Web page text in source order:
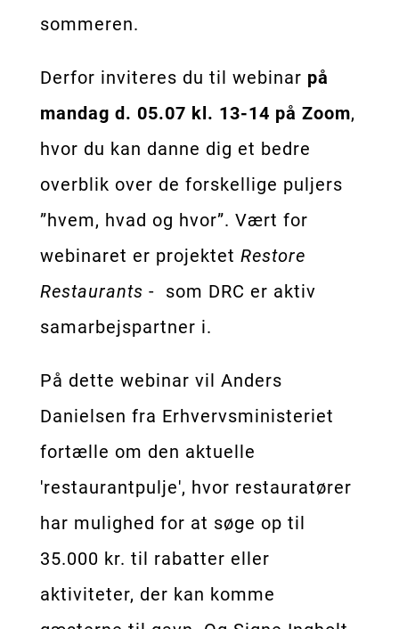
sommeren.
Derfor inviteres du til webinar på
mandag d. 05.07 kl. 13-14 på Zoom,
hvor du kan danne dig et bedre
overblik over de forskellige puljers
”hvem, hvad og hvor”. Vært for
webinaret er projektet Restore
Restaurants - som DRC er aktiv
samarbejspartner i.
På dette webinar vil Anders
Danielsen fra Erhvervsministeriet
fortælle om den aktuelle
'restaurantpulje', hvor restauratører
har mulighed for at søge op til
35.000 kr. til rabatter eller
aktiviteter, der kan komme